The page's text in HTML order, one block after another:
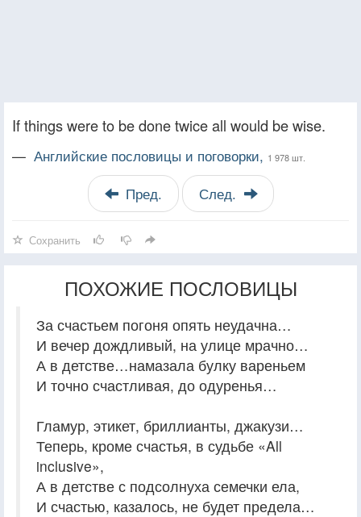
If things were to be done twice all would be wise.
— Английские пословицы и поговорки, 1 978 шт.
Пред. След.
Сохранить
ПОХОЖИЕ ПОСЛОВИЦЫ
За счастьем погоня опять неудачна…
И вечер дождливый, на улице мрачно…
А в детстве…намазала булку вареньем
И точно счастливая, до одуренья…
Гламур, этикет, бриллианты, джакузи…
Теперь, кроме счастья, в судьбе «All
inclusive»,
А в детстве с подсолнуха семечки ела,
И счастью, казалось, не будет предела…